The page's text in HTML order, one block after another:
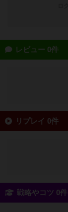
レビュー 0件
リプレイ 0件
戦略やコツ 0件